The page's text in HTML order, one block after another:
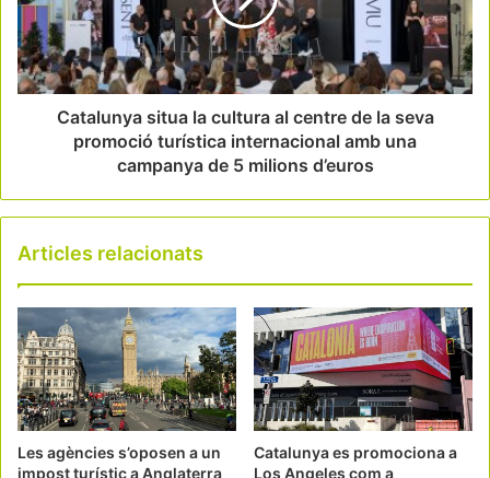
Catalunya situa la cultura al centre de la seva
promoció turística internacional amb una
campanya de 5 milions d’euros
Articles relacionats
Les agències s’oposen a un
impost turístic a Anglaterra
Catalunya es promociona a
Los Angeles com a